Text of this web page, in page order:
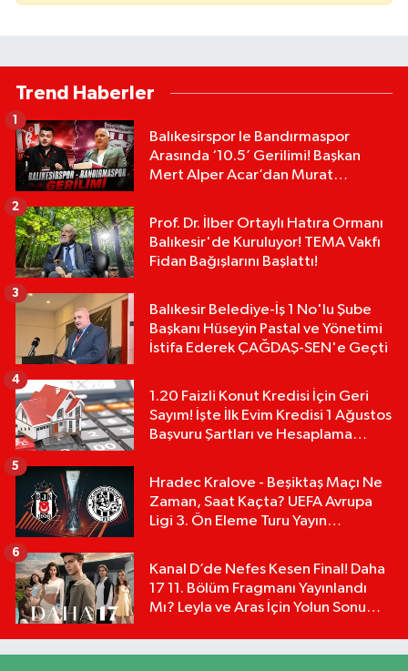
Trend Haberler
Balıkesirspor le Bandırmaspor
Arasında ‘10.5’ Gerilimi! Başkan
Mert Alper Acar’dan Murat
1
Prof. Dr. İlber Ortaylı Hatıra Ormanı
Balıkesir'de Kuruluyor! TEMA Vakfı
Fidan Bağışlarını Başlattı!
2
Balıkesir Belediye-İş 1 No'lu Şube
Başkanı Hüseyin Pastal ve Yönetimi
İstifa Ederek ÇAĞDAŞ-SEN'e Geçti
3
1.20 Faizli Konut Kredisi İçin Geri
Sayım! İşte İlk Evim Kredisi 1 Ağustos
Başvuru Şartları ve Hesaplama
4
Hradec Kralove - Beşiktaş Maçı Ne
Zaman, Saat Kaçta? UEFA Avrupa
Ligi 3. Ön Eleme Turu Yayın
5
Kanal D’de Nefes Kesen Final! Daha
17 11. Bölüm Fragmanı Yayınlandı
Mı? Leyla ve Aras İçin Yolun Sonu
6